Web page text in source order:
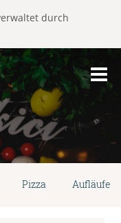
durch
Pizza Aufläufe